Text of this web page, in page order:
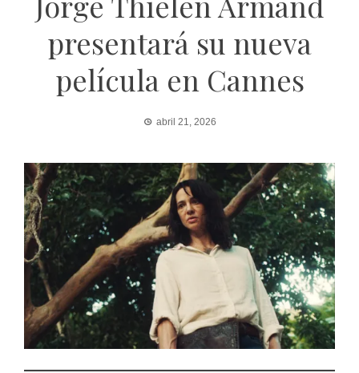
presentará su nueva
película en Cannes
abril 21, 2026